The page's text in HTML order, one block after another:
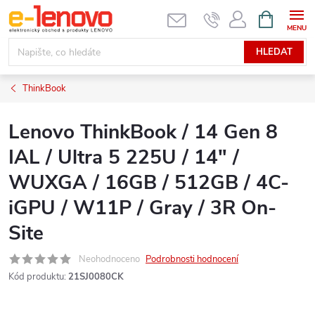
Přejít
na
obsah
HLEDAT
NÁKUPNÍ
KOŠÍK
ThinkBook
Lenovo ThinkBook / 14 Gen 8
IAL / Ultra 5 225U / 14" /
WUXGA / 16GB / 512GB / 4C-
iGPU / W11P / Gray / 3R On-
Site
Neohodnoceno Podrobnosti hodnocení
Kód produktu: 21SJ0080CK